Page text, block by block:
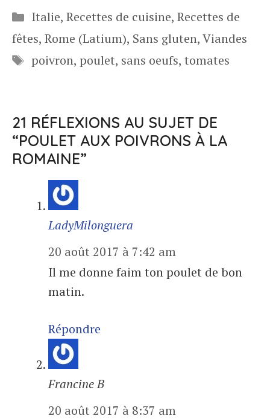
Catégories
Italie, Recettes de cuisine, Recettes de
fêtes, Rome (Latium), Sans gluten,Viandes
Étiquettes
poivron, poulet, sans oeufs, tomates
21 RÉFLEXIONS AU SUJET DE
“POULET AUX POIVRONS À LA
ROMAINE”
LadyMilonguera
20 août 2017 à 7:42 am
Il me donne faim ton poulet de bon
matin.
Répondre
Francine B
20 août 2017 à 8:37 am